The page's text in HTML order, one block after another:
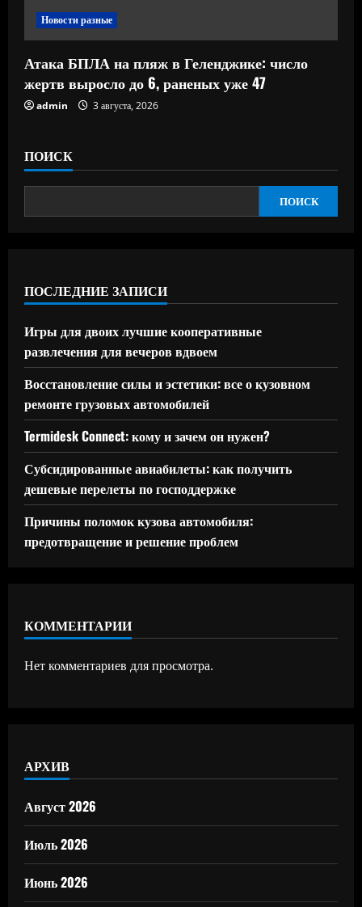
Новости разные
Атака БПЛА на пляж в Геленджике: число
жертв выросло до 6, раненых уже 47
admin 3 августа, 2026
ПОИСК
ПОИСК
ПОСЛЕДНИЕ ЗАПИСИ
Игры для двоих лучшие кооперативные
развлечения для вечеров вдвоем
Восстановление силы и эстетики: все о кузовном
ремонте грузовых автомобилей
Termidesk Connect: кому и зачем он нужен?
Субсидированные авиабилеты: как получить
дешевые перелеты по господдержке
Причины поломок кузова автомобиля:
предотвращение и решение проблем
КОММЕНТАРИИ
Нет комментариев для просмотра.
АРХИВ
Август 2026
Июль 2026
Июнь 2026